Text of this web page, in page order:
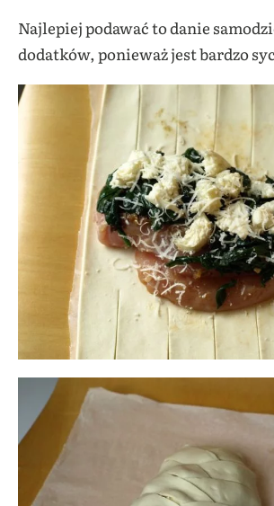
Najlepiej podawać to danie
dodatków, ponieważ jest bardzo